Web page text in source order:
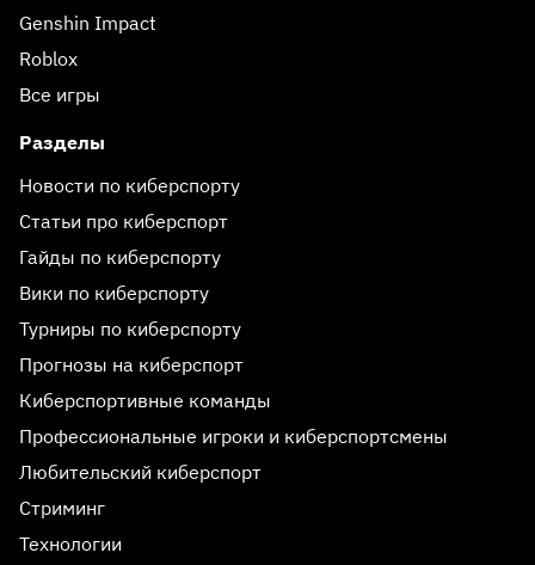
Genshin Impact
Roblox
Все игры
Разделы
Новости по киберспорту
Статьи про киберспорт
Гайды по киберспорту
Вики по киберспорту
Турниры по киберспорту
Прогнозы на киберспорт
Киберспортивные команды
Профессиональные игроки и киберспортсмены
Любительский киберспорт
Стриминг
Технологии